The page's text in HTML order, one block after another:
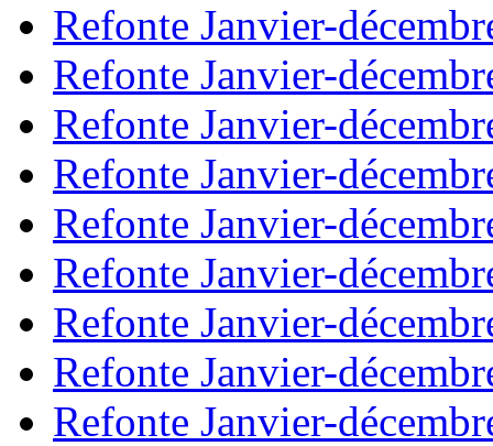
Refonte Janvier-
Refonte Janvier-
Refonte Janvier-
Refonte Janvier-
Refonte Janvier-
Refonte Janvier-
Refonte Janvier-
Refonte Janvier-
Refonte Janvier-